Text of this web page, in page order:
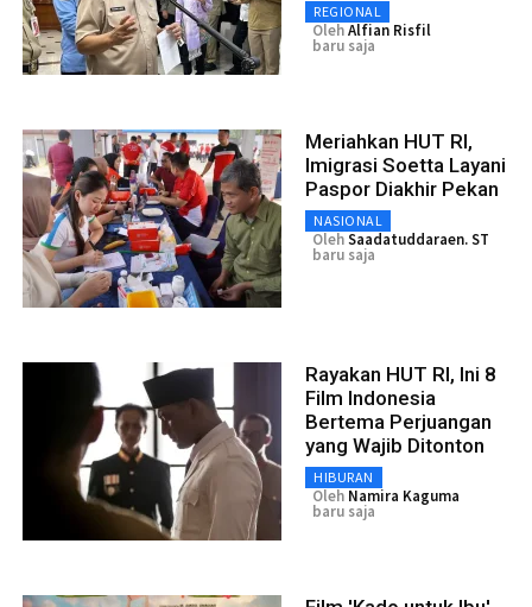
REGIONAL
OlehAlfian Risfil
baru saja
Meriahkan HUT RI,
Imigrasi Soetta Layani
Paspor Diakhir Pekan
NASIONAL
OlehSaadatuddaraen. ST
baru saja
Rayakan HUT RI, Ini 8
Film Indonesia
Bertema Perjuangan
yang Wajib Ditonton
HIBURAN
Oleh Namira Kaguma
baru saja